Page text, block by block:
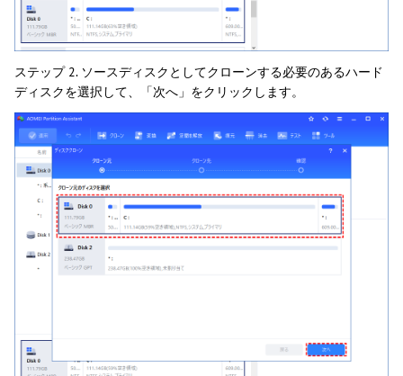
ステップ 2. ソースディスクとしてクローンする必要のあるハード
ディスクを選択して、「次へ」をクリックします。